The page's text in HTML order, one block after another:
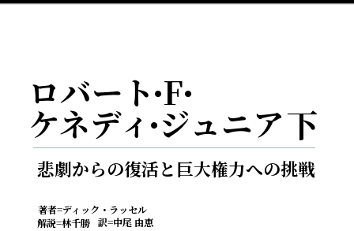
ロバート F
ケネディ ジュニア
・
・ 下
・
悲劇からの復活と巨大権力への挑戦
著者=ディック・ラッセル
解説=林千勝 訳=中尾 由恵